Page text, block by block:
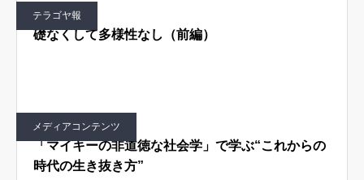
テラゴヤ報
礎なくして多様性なし（前編）
メディアコンテンツ
「マイキーの非道徳な社会学」で学ぶ“これからの
時代の生き抜き方”